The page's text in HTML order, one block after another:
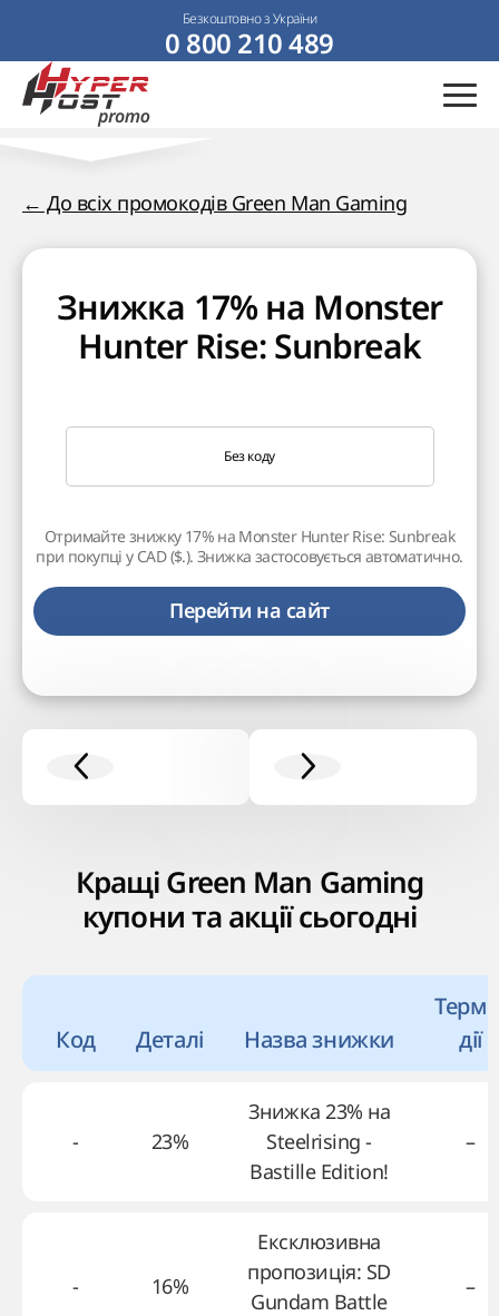
Безкоштовно з України
0 800 210 489
← До всіх промокодів Green Man Gaming
Знижка 17% на Monster
Hunter Rise: Sunbreak
Без коду
Отримайте знижку 17% на Monster Hunter Rise: Sunbreak
при покупці у CAD ($.). Знижка застосовується автоматично.
Перейти на сайт
Кращі Green Man Gaming
купони та акції сьогодні
Код Деталі Назва знижки
дії
- 23%
Знижка 23% на
Steelrising -
Bastille Edition!
–
- 16%
Ексклюзивна
пропозиція: SD
Gundam Battle
–